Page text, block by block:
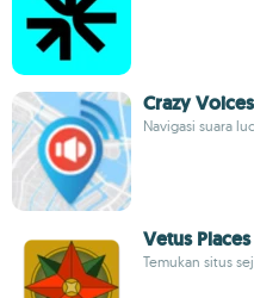
Crazy Voices
Navigasi suara
Vetus Places
Temukan situs